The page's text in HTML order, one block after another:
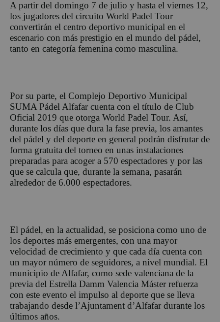
A partir del domingo 7 de julio y hasta el viernes 12,
los jugadores del circuito World Padel Tour
convertirán el centro deportivo municipal en el
escenario con más prestigio en el mundo del pádel,
tanto en categoría femenina como masculina.
Por su parte, el Complejo Deportivo Municipal
SUMA Pádel Alfafar cuenta con el título de Club
Oficial 2019 que otorga World Padel Tour. Así,
durante los días que dura la fase previa, los amantes
del pádel y del deporte en general podrán disfrutar de
forma gratuita del torneo en unas instalaciones
preparadas para acoger a 570 espectadores y por las
que se calcula que, durante la semana, pasarán
alrededor de 6.000 espectadores.
El pádel, en la actualidad, se posiciona como uno de
los deportes más emergentes, con una mayor
velocidad de crecimiento y que cada día cuenta con
un mayor número de seguidores, a nivel mundial. El
municipio de Alfafar, como sede valenciana de la
previa del Estrella Damm Valencia Máster refuerza
con este evento el impulso al deporte que se lleva
trabajando desde l’Ajuntament d’Alfafar durante los
últimos años.